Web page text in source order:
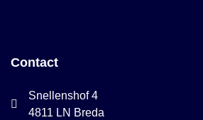
Contact
Snellenshof 4
4811 LN Breda